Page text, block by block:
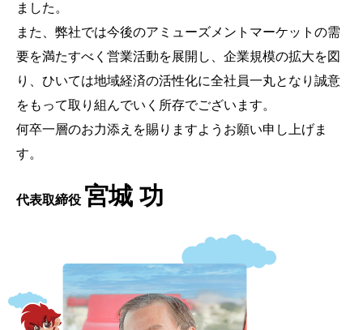
ました。
また、弊社では今後のアミューズメントマーケットの需
要を満たすべく営業活動を展開し、企業規模の拡大を図
り、ひいては地域経済の活性化に全社員一丸となり誠意
をもって取り組んでいく所存でございます。
何卒一層のお力添えを賜りますようお願い申し上げま
す。
代表取締役 宮城 功